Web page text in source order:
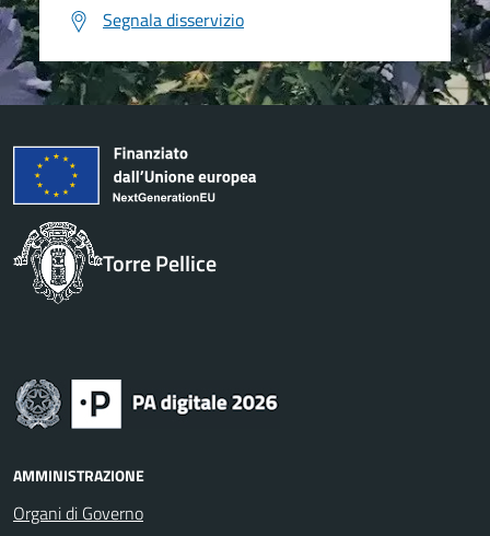
Segnala disservizio
Torre Pellice
AMMINISTRAZIONE
Organi di Governo